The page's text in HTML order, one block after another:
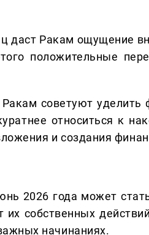
даст Ракам ощущение
положительные
советуют
относиться к
и создания
2026 года может
их собственных
начинаниях.